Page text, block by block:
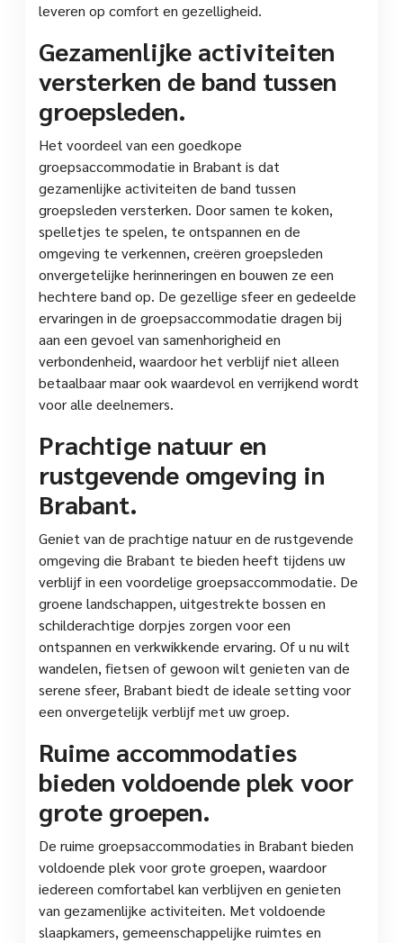
leveren op comfort en gezelligheid.
Gezamenlijke activiteiten
versterken de band tussen
groepsleden.
Het voordeel van een goedkope
groepsaccommodatie in Brabant is dat
gezamenlijke activiteiten de band tussen
groepsleden versterken. Door samen te koken,
spelletjes te spelen, te ontspannen en de
omgeving te verkennen, creëren groepsleden
onvergetelijke herinneringen en bouwen ze een
hechtere band op. De gezellige sfeer en gedeelde
ervaringen in de groepsaccommodatie dragen bij
aan een gevoel van samenhorigheid en
verbondenheid, waardoor het verblijf niet alleen
betaalbaar maar ook waardevol en verrijkend wordt
voor alle deelnemers.
Prachtige natuur en
rustgevende omgeving in
Brabant.
Geniet van de prachtige natuur en de rustgevende
omgeving die Brabant te bieden heeft tijdens uw
verblijf in een voordelige groepsaccommodatie. De
groene landschappen, uitgestrekte bossen en
schilderachtige dorpjes zorgen voor een
ontspannen en verkwikkende ervaring. Of u nu wilt
wandelen, fietsen of gewoon wilt genieten van de
serene sfeer, Brabant biedt de ideale setting voor
een onvergetelijk verblijf met uw groep.
Ruime accommodaties
bieden voldoende plek voor
grote groepen.
De ruime groepsaccommodaties in Brabant bieden
voldoende plek voor grote groepen, waardoor
iedereen comfortabel kan verblijven en genieten
van gezamenlijke activiteiten. Met voldoende
slaapkamers, gemeenschappelijke ruimtes en